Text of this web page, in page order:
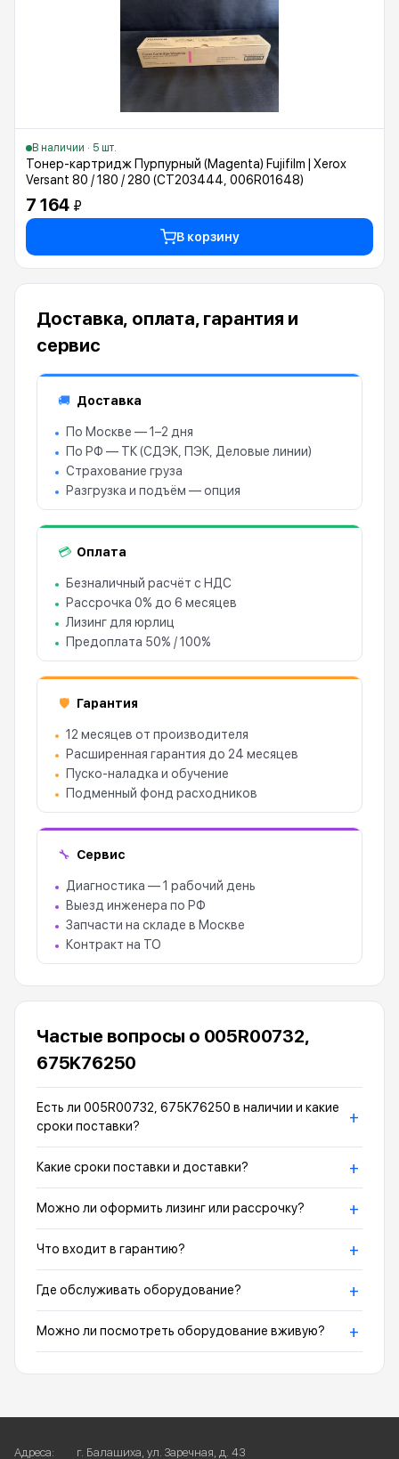
В наличии · 5 шт.
Тонер-картридж Пурпурный (Magenta) Fujifilm | Xerox
Versant 80 / 180 / 280 (CT203444, 006R01648)
7 164 ₽
В корзину
Доставка, оплата, гарантия и
сервис
🚚 Доставка
По Москве — 1–2 дня
По РФ — ТК (СДЭК, ПЭК, Деловые линии)
Страхование груза
Разгрузка и подъём — опция
💳 Оплата
Безналичный расчёт с НДС
Рассрочка 0% до 6 месяцев
Лизинг для юрлиц
Предоплата 50% / 100%
🛡 Гарантия
12 месяцев от производителя
Расширенная гарантия до 24 месяцев
Пуско-наладка и обучение
Подменный фонд расходников
🔧 Сервис
Диагностика — 1 рабочий день
Выезд инженера по РФ
Запчасти на складе в Москве
Контракт на ТО
Частые вопросы о 005R00732,
675K76250
Есть ли 005R00732, 675K76250 в наличии и какие
сроки поставки?
+
Какие сроки поставки и доставки? +
Можно ли оформить лизинг или рассрочку? +
Что входит в гарантию? +
Где обслуживать оборудование? +
Можно ли посмотреть оборудование вживую? +
Адреса:
г. Балашиха, ул. Заречная, д. 43